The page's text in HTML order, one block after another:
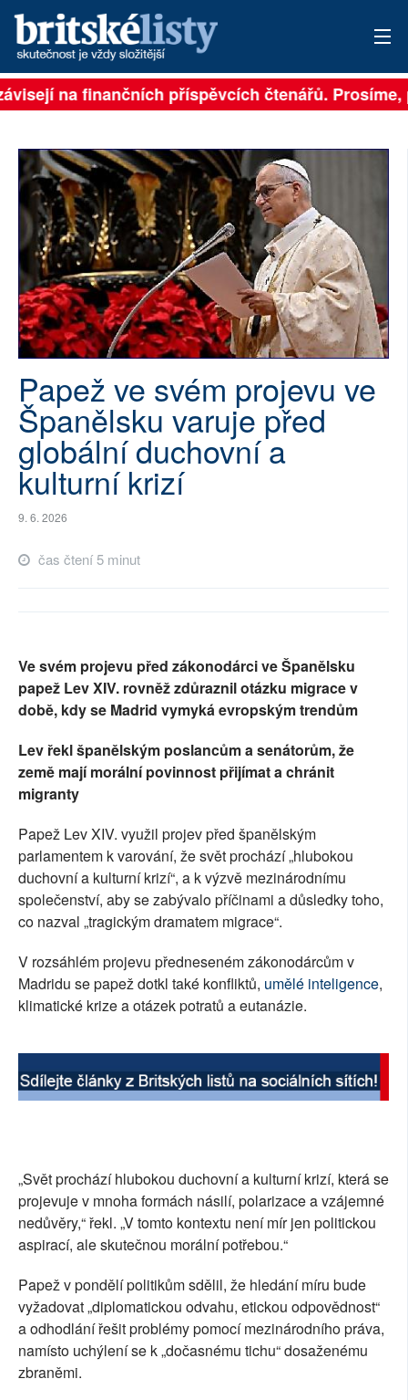
PŘIHLÁSIT
ARCHIV
ROZHOVORY
TÉMATA
NEJČTENĚJŠÍ ZA 7 DNÍ
AUTOŘI
PŘÍSPĚVKY NA PROVOZ
SOCIÁLNÍ SÍTĚ
RUBRIKY
PLNÁ VERZE STRÁNEK
na finančních příspěvcích čtenářů. Prosíme,
Papež ve svém projevu ve
Španělsku varuje před
globální duchovní a
kulturní krizí
9. 6. 2026
čas čtení 5 minut
Ve svém projevu před zákonodárci ve Španělsku
papež Lev XIV. rovněž zdůraznil otázku migrace v
době, kdy se Madrid vymyká evropským trendům
Lev řekl španělským poslancům a senátorům, že
země mají morální povinnost přijímat a chránit
migranty
Papež Lev XIV. využil projev před španělským
parlamentem k varování, že svět prochází „hlubokou
duchovní a kulturní krizí“, a k výzvě mezinárodnímu
společenství, aby se zabývalo příčinami a důsledky toho,
co nazval „tragickým dramatem migrace“.
V rozsáhlém projevu předneseném zákonodárcům v
Madridu se papež dotkl také konfliktů, umělé inteligence,
klimatické krize a otázek potratů a eutanázie.
„Svět prochází hlubokou duchovní a kulturní krizí, která se
projevuje v mnoha formách násilí, polarizace a vzájemné
nedůvěry,“ řekl. „V tomto kontextu není mír jen politickou
aspirací, ale skutečnou morální potřebou.“
Papež v pondělí politikům sdělil, že hledání míru bude
vyžadovat „diplomatickou odvahu, etickou odpovědnost“
a odhodlání řešit problémy pomocí mezinárodního práva,
namísto uchýlení se k „dočasnému tichu“ dosaženému
zbraněmi.